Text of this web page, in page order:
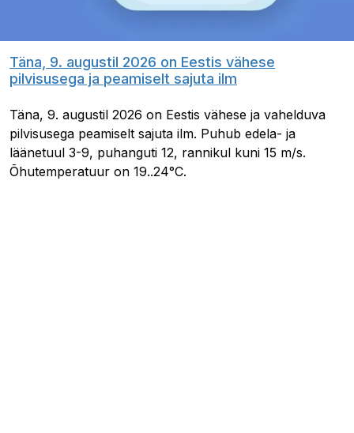
Täna, 9. augustil 2026 on Eestis vähese
pilvisusega ja peamiselt sajuta ilm
Täna, 9. augustil 2026 on Eestis vähese ja vahelduva
pilvisusega peamiselt sajuta ilm. Puhub edela- ja
läänetuul 3-9, puhanguti 12, rannikul kuni 15 m/s.
Õhutemperatuur on 19..24°C.